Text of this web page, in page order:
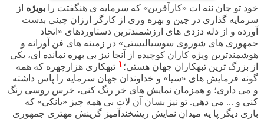
خود تو جان ننه ات «کارآفرین» که سرمایه ی هنگفتت را بویژه از
سرمایه گذاری در چین و بهره وری از کارگر ارزان چینی بدست
آورده و از دله دزدی های ارزشمندترین دستاوردهای «اتحاد
جمهوری های شوروی سوسیالیستی» در زمینه های فن آورانه و
هوشمندترین ویژه کاران کوچیده از آنجا نیز بی بهره نمانده ای، یکی
از بزرگ ترین تبهکاران جهان هستی؛۱ تبهکاری هزارچهره که همه
گونه فرمایش های «سیا» و خداوندان جهان سرمایه را پاس داشته
و می داری؛ و همزمان نمایش های خر رنگ کنی، خرس روسی رنگ
کنی و ... می دهی. تو نیز بسان آن لات بی همه چیز «یانکی» که
باری دیگر پا یه میدانِ نمایش ریشخندآمیز گزینش مهتری جمهوری